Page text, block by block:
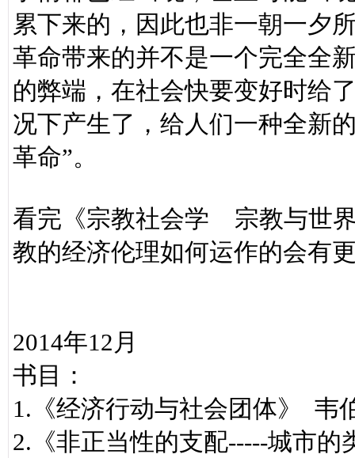
累下来的，因此也非一朝一夕
革命带来的并不是一个完全全
的弊端，在社会快要变好时给
况下产生了，给人们一种全新
革命”。
看完《宗教社会学 宗教与世
教的经济伦理如何运作的会有
2014年12月
书目：
1.《经济行动与社会团体》
2.《非正当性的支配-----城市